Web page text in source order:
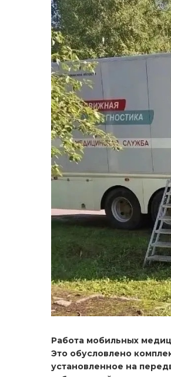
Работа мобильных
Это обусловлено
установленное на